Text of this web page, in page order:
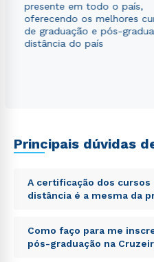
presente em todo o país,
oferecendo os melhores
de graduação e pós-
distância do país
Principais dúvidas
A certificação dos cursos
distância é a mesma da
Sed ut perspiciatis unde
voluptatem accusantium
totam rem aperiam,
Como faço para me
pós-graduação na